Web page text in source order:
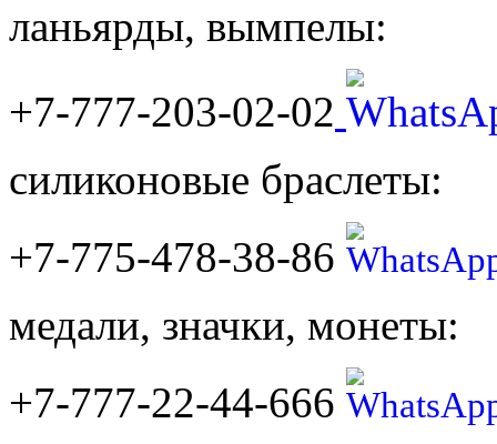
ланьярды, вымпелы:
+7-777-203-02-02
силиконовые браслеты:
+7-775-478-38-86
медали, значки, монеты:
+7-777-22-44-666